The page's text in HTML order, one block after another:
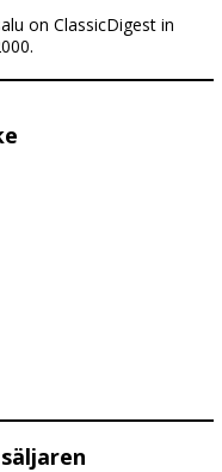
on ClassicDigest in